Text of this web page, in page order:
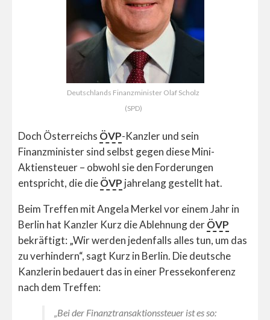
Deutschlands Finanzminister Olaf Scholz
(SPD)
Doch Österreichs ÖVP-Kanzler und sein
Finanzminister sind selbst gegen diese Mini-
Aktiensteuer – obwohl sie den Forderungen
entspricht, die dieÖVP jahrelang gestellt hat.
Beim Treffen mit Angela Merkel vor einem Jahr in
Berlin hat Kanzler Kurz die Ablehnung derÖVP
bekräftigt: „Wir werden jedenfalls alles tun, um das
zu verhindern“, sagt Kurz in Berlin. Die deutsche
Kanzlerin bedauert das in einer Pressekonferenz
nach dem Treffen:
„Bei der Finanztransaktionssteuer ist es so: